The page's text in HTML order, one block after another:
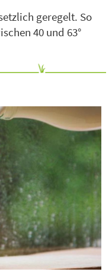
geregelt. So
40 und 63°